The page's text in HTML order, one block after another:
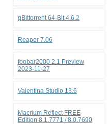
qBittorrent 64-Bit 4.6.2
Reaper 7.06
foobar2000 2.1 Preview
2023-11-27
Valentina Studio 13.6
Macrium Reflect FREE
Edition 8.1.7771 / 8.0.7690